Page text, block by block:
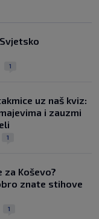
1
uz naš kviz:
i zauzmi
1
za Koševo?
znate stihove
1